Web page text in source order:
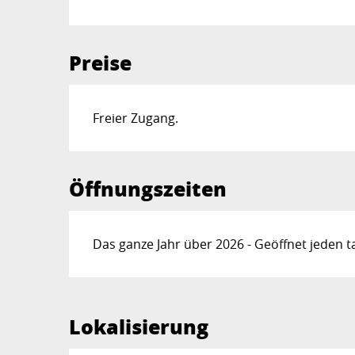
Preise
Freier Zugang.
Öffnungszeiten
Das ganze Jahr über 2026 - Geöffnet jeden
Lokalisierung